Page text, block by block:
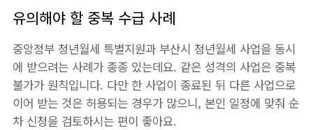
유의해야 할 중복 수급 사례
중앙정부 청년월세 특별지원과 부산시 청년월세 사업을 동시
에 받으려는 사례가 종종 있는데요. 같은 성격의 사업은 중복
불가가 원칙입니다. 다만 한 사업이 종료된 뒤 다른 사업으로
이어 받는 것은 허용되는 경우가 많으니, 본인 일정에 맞춰 순
차 신청을 검토하시는 편이 좋아요.